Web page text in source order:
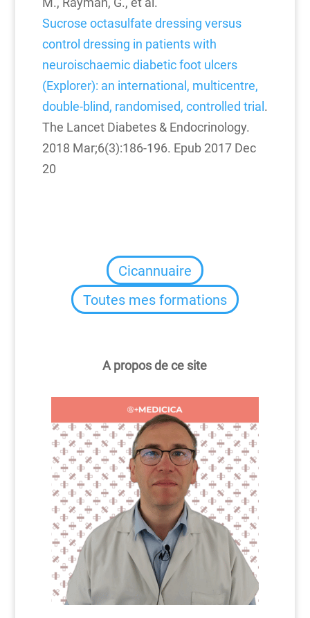
Sucrose octasulfate dressing versus
control dressing in patients with
neuroischaemic diabetic foot ulcers
(Explorer): an international, multicentre,
double-blind, randomised, controlled trial .
The Lancet Diabetes & Endocrinology.
2018 Mar;6(3):186-196. Epub 2017 Dec
20
Cicannuaire
Toutes mes formations
A propos de ce site